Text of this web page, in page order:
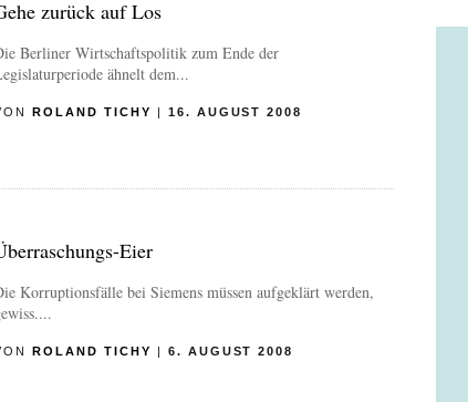
zurück auf Los
Berliner Wirtschaftspolitik zum Ende der
ähnelt dem...
ROLAND TICHY | 16. AUGUST 2008
Eier
Korruptionsfälle bei Siemens müssen aufgeklärt werden,
...
ROLAND TICHY | 6. AUGUST 2008